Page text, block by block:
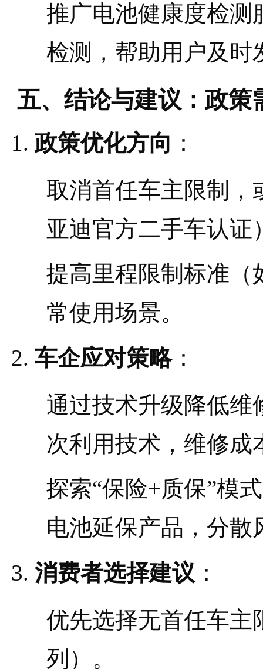
推广电池健康度检测
检测，帮助用户及时
五、结论与建议：政策
政策优化方向 ：
取消首任车主限制，
亚迪官方二手车认证
提高里程限制标准（
常使用场景。
车企应对策略：
通过技术升级降低维
次利用技术，维修成
探索“保险+质保”模
电池延保产品，分散
消费者选择建议 ：
优先选择无首任车主
列）。